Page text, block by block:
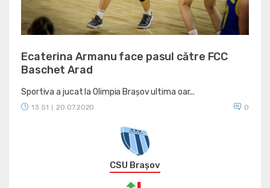
Ecaterina Armanu face pasul către FCC
Baschet Arad
Sportiva a jucat la Olimpia Brașov ultima oar...
13:51 20.07.2020 0
CSU Braşov